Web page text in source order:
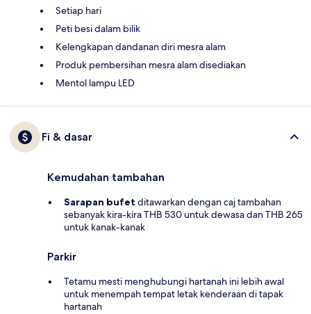
Setiap hari
Peti besi dalam bilik
Kelengkapan dandanan diri mesra alam
Produk pembersihan mesra alam disediakan
Mentol lampu LED
Fi & dasar
Kemudahan tambahan
Sarapan bufet ditawarkan dengan caj tambahan
sebanyak kira-kira THB 530 untuk dewasa dan THB 265
untuk kanak-kanak
Parkir
Tetamu mesti menghubungi hartanah ini lebih awal
untuk menempah tempat letak kenderaan di tapak
hartanah